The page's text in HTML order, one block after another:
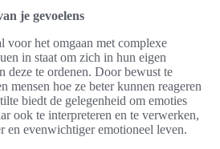
je gevoelens
voor het omgaan met complexe
in staat om zich in hun eigen
deze te ordenen. Door bewust te
mensen hoe ze beter kunnen reageren
biedt de gelegenheid om emoties
ook te interpreteren en te verwerken,
en evenwichtiger emotioneel leven.